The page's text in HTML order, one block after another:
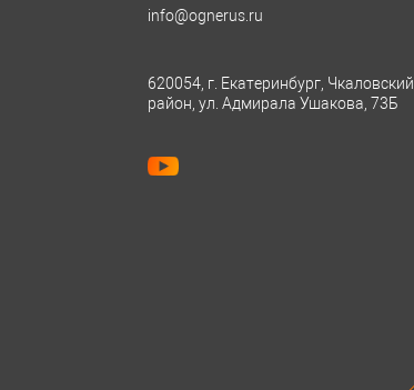
info@ognerus.ru
620054, г. Екатеринбург, Чкаловский
район, ул. Адмирала Ушакова, 73Б